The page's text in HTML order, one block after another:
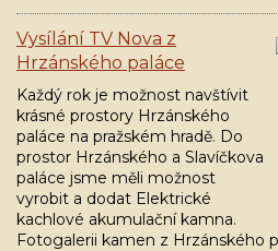
Vysílání TV Nova z
Hrzánského paláce
Každý rok je možnost navštívit
krásné prostory Hrzánského
paláce na pražském hradě. Do
prostor Hrzánského a Slavíčkova
paláce jsme měli možnost
vyrobit a dodat Elektrické
kachlové akumulační kamna.
Fotogalerii kamen z Hrzánského